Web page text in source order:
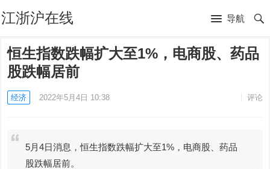
江浙沪在线 导航
恒生指数跌幅扩大至1%，电商股、药品
股跌幅居前
经济 2022年5月4日 10:38 评论
5月4日消息，恒生指数跌幅扩大至1%，电商股、药品
股跌幅居前。